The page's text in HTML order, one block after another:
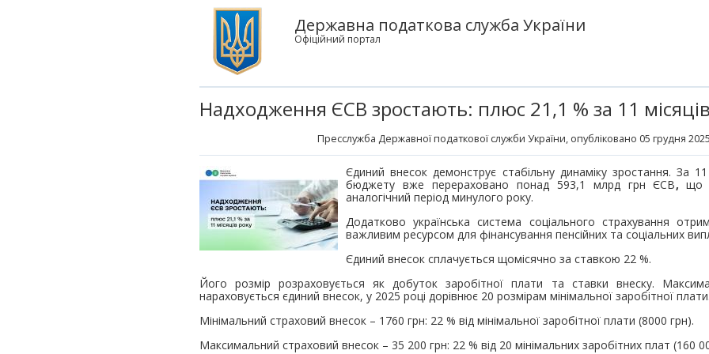
Державна податкова служба України
Офіційний портал
Надходження ЄСВ зростають: плюс 21,1 % за 11
Пресслужба Державної податкової служби України, опубліковано 05 грудня
Єдиний внесок демонструє стабільну динаміку зростання. За
бюджету вже перераховано понад 593,1 млрд грн ЄСВ, що
аналогічний період минулого року.
Додатково українська система соціального страхування
важливим ресурсом для фінансування пенсійних та соціальних
Єдиний внесок сплачується щомісячно за ставкою 22 %.
Його розмір розраховується як добуток заробітної плати та ставки внеску.
нараховується єдиний внесок, у 2025 році дорівнює 20 розмірам мінімальної заробітної
Мінімальний страховий внесок – 1760 грн: 22 % від мінімальної заробітної плати (8000 грн).
Максимальний страховий внесок – 35 200 грн: 22 % від 20 мінімальних заробітних плат (160